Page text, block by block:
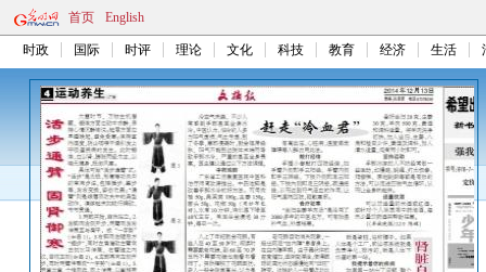
首页 English
时政 国际 时评 理论 文化 科技 教育 经济 生活